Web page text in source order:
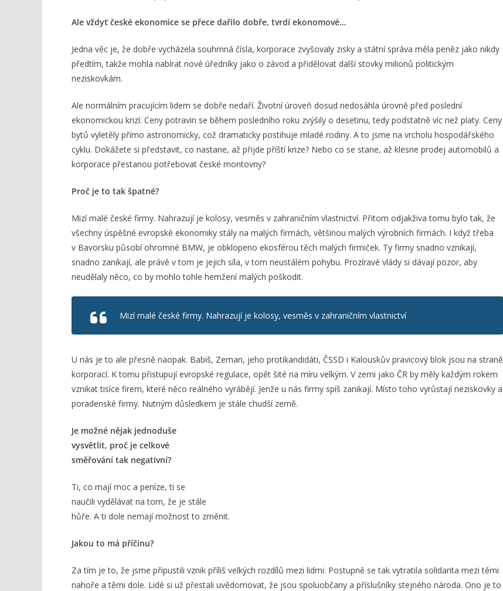
Ale vždyť české ekonomice se přece dařilo dobře, tvrdí ekonomové…
Jedna věc je, že dobře vycházela souhrnná čísla, korporace zvyšovaly zisky a státní správa měla peněz jako nikdy
předtím, takže mohla nabírat nové úředníky jako o závod a přidělovat další stovky milionů politickým
neziskovkám.
Ale normálním pracujícím lidem se dobře nedaří. Životní úroveň dosud nedosáhla úrovně před poslední
ekonomickou krizí. Ceny potravin se během posledního roku zvýšily o desetinu, tedy podstatně víc než platy. Ceny
bytů vyletěly přímo astronomicky, což dramaticky postihuje mladé rodiny. A to jsme na vrcholu hospodářského
cyklu. Dokážete si představit, co nastane, až přijde příští krize? Nebo co se stane, až klesne prodej automobilů a
korporace přestanou potřebovat české montovny?
Proč je to tak špatné?
Mizí malé české firmy. Nahrazují je kolosy, vesměs v zahraničním vlastnictví. Přitom odjakživa tomu bylo tak, že
všechny úspěšné evropské ekonomiky stály na malých firmách, většinou malých výrobních firmách. I když třeba
v Bavorsku působí ohromné BMW, je obklopeno ekosférou těch malých firmiček. Ty firmy snadno vznikají,
snadno zanikají, ale právě v tom je jejich síla, v tom neustálém pohybu. Prozíravé vlády si dávají pozor, aby
neudělaly něco, co by mohlo tohle hemžení malých poškodit.
Mizí malé české firmy. Nahrazují je kolosy, vesměs v zahraničním vlastnictví
U nás je to ale přesně naopak. Babiš, Zeman, jeho protikandidáti, ČSSD i Kalouskův pravicový blok jsou na straně
korporací. K tomu přistupují evropské regulace, opět šité na míru velkým. V zemi jako ČR by měly každým rokem
vznikat tisíce firem, které něco reálného vyrábějí. Jenže u nás firmy spíš zanikají. Místo toho vyrůstají neziskovky a
poradenské firmy. Nutným důsledkem je stále chudší země.
Je možné nějak jednoduše
vysvětlit, proč je celkové
směřování tak negativní?
Ti, co mají moc a peníze, ti se
naučili vydělávat na tom, že je stále
hůře. A ti dole nemají možnost to změnit.
Jakou to má příčinu?
Za tím je to, že jsme připustili vznik příliš velkých rozdílů mezi lidmi. Postupně se tak vytratila solidarita mezi těmi
nahoře a těmi dole. Lidé si už přestali uvědomovat, že jsou spoluobčany a příslušníky stejného národa. Ono je to